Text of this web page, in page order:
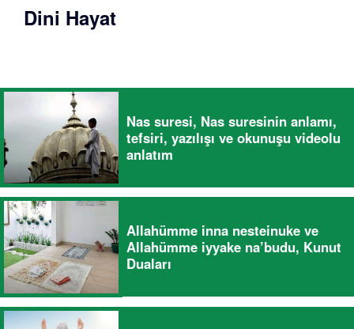
Dini Hayat
Nas suresi, Nas suresinin anlamı,
tefsiri, yazılışı ve okunuşu videolu
anlatım
Allahümme inna nesteinuke ve
Allahümme iyyake na’budu, Kunut
Duaları